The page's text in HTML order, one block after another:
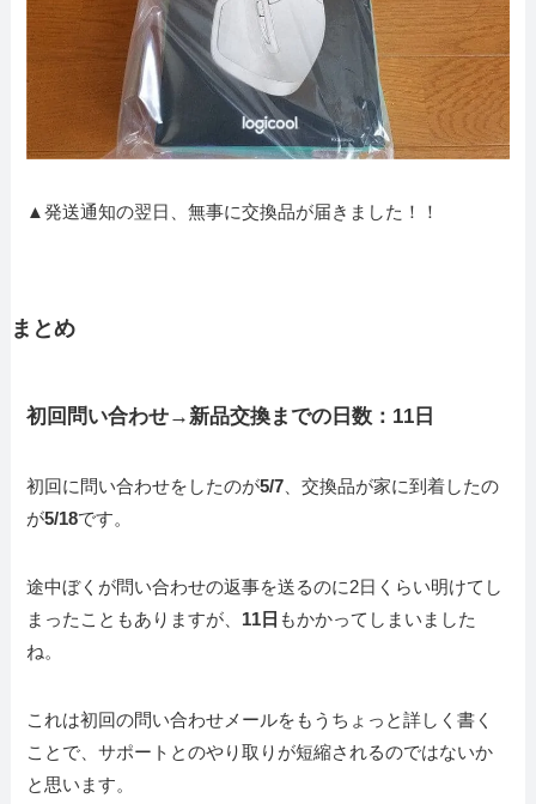
▲発送通知の翌日、無事に交換品が届きました！！
まとめ
初回問い合わせ→新品交換までの日数：11日
初回に問い合わせをしたのが5/7、交換品が家に到着したの
が5/18です。
途中ぼくが問い合わせの返事を送るのに2日くらい明けてし
まったこともありますが、 11日 もかかってしまいました
ね。
これは初回の問い合わせメールをもうちょっと詳しく書く
ことで、サポートとのやり取りが短縮されるのではないか
と思います。